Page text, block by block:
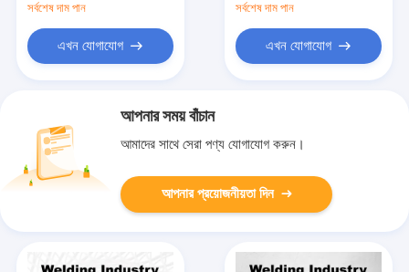
সর্বশেষ দাম পান
এখন যোগাযোগ
সর্বশেষ দাম পান
এখন যোগাযোগ
আপনার সময় বাঁচান
আমাদের সাথে সেরা পণ্য যোগাযোগ করুন।
আপনার প্রয়োজনীয়তা দিন